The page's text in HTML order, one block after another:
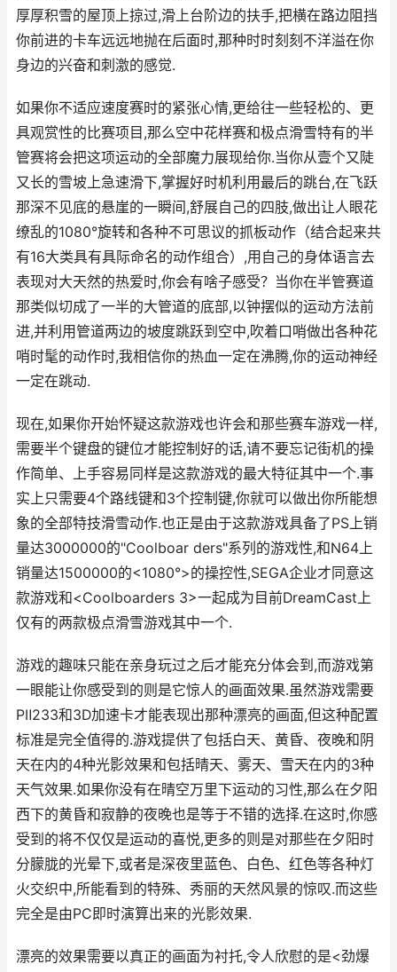
厚厚积雪的屋顶上掠过,滑上台阶边的扶手,把横在路边阻挡
你前进的卡车远远地抛在后面时,那种时时刻刻不洋溢在你
身边的兴奋和刺激的感觉.
如果你不适应速度赛时的紧张心情,更给往一些轻松的、更
具观赏性的比赛项目,那么空中花样赛和极点滑雪特有的半
管赛将会把这项运动的全部魔力展现给你.当你从壹个又陡
又长的雪坡上急速滑下,掌握好时机利用最后的跳台,在飞跃
那深不见底的悬崖的一瞬间,舒展自己的四肢,做出让人眼花
缭乱的1080°旋转和各种不可思议的抓板动作（结合起来共
有16大类具有具际命名的动作组合）,用自己的身体语言去
表现对大天然的热爱时,你会有啥子感受？当你在半管赛道
那类似切成了一半的大管道的底部,以钟摆似的运动方法前
进,并利用管道两边的坡度跳跃到空中,吹着口哨做出各种花
哨时髦的动作时,我相信你的热血一定在沸腾,你的运动神经
一定在跳动.
现在,如果你开始怀疑这款游戏也许会和那些赛车游戏一样,
需要半个键盘的键位才能控制好的话,请不要忘记街机的操
作简单、上手容易同样是这款游戏的最大特征其中一个.事
实上只需要4个路线键和3个控制键,你就可以做出你所能想
象的全部特技滑雪动作.也正是由于这款游戏具备了PS上销
量达3000000的"Coolboar ders"系列的游戏性,和N64上
销量达1500000的<1080°>的操控性,SEGA企业才同意这
款游戏和<Coolboarders 3>一起成为目前DreamCast上
仅有的两款极点滑雪游戏其中一个.
游戏的趣味只能在亲身玩过之后才能充分体会到,而游戏第
一眼能让你感受到的则是它惊人的画面效果.虽然游戏需要
PⅡ233和3D加速卡才能表现出那种漂亮的画面,但这种配置
标准是完全值得的.游戏提供了包括白天、黄昏、夜晚和阴
天在内的4种光影效果和包括晴天、雾天、雪天在内的3种
天气效果.如果你没有在晴空万里下运动的习性,那么在夕阳
西下的黄昏和寂静的夜晚也是等于不错的选择.在这时,你感
受到的将不仅仅是运动的喜悦,更多的则是对那些在夕阳时
分朦胧的光晕下,或者是深夜里蓝色、白色、红色等各种灯
火交织中,所能看到的特殊、秀丽的天然风景的惊叹.而这些
完全是由PC即时演算出来的光影效果.
漂亮的效果需要以真正的画面为衬托,令人欣慰的是<劲爆